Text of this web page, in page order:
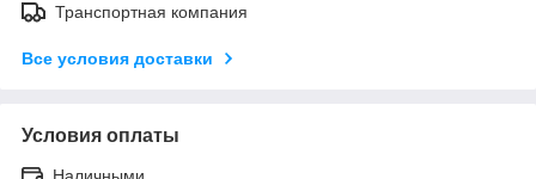
Транспортная компания
Все условия доставки
Условия оплаты
Наличными